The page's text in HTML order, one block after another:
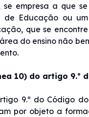
se empresa a que
de Educação ou
que se
do ensino não
10) do artigo 9.º
9.º do Código
por objeto a